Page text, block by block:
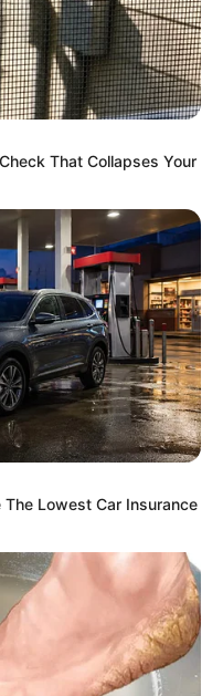
น สำหรับสาวร่างเล็ก
ยรติ เน็ตไอดอลในยุค
ม และความเป็น
มาจาก จะ-ริน หมายถึง
ยถึงพร 4 ประการ
างที่มีพรครบถ้วน
ย์ภักดี
อกตลอดกาลที่ตอนนี้
น วรนุช อยู่ในวงการ
งชื่อเสียงให้เป็นจำนวน
ามารถ สำหรับ
มซึ่งตรงและเหมาะกับ
ชาต
That Collapses Your
Lowest Car Insurance